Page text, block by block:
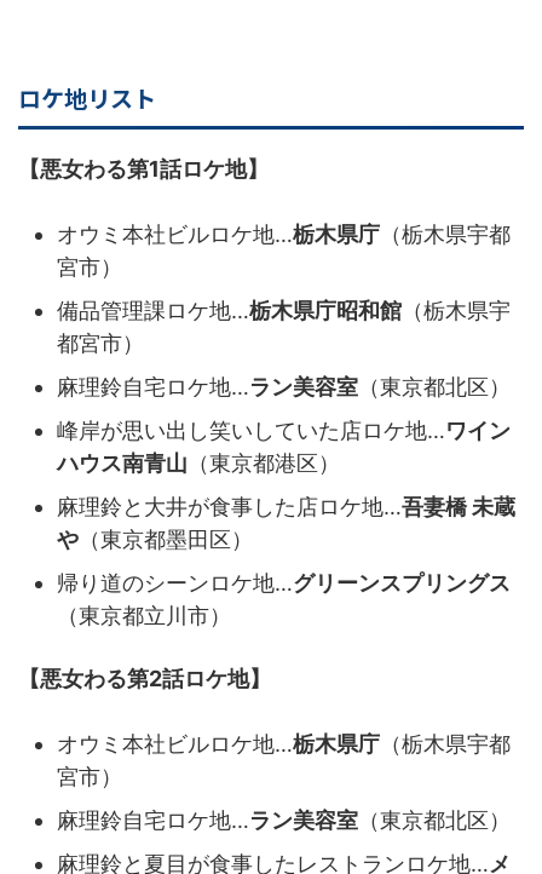
ロケ地リスト
【悪女わる第1話ロケ地】
オウミ本社ビルロケ地…栃木県庁 （栃木県宇都
宮市）
備品管理課ロケ地…栃木県庁昭和館 （栃木県宇
都宮市）
麻理鈴自宅ロケ地…ラン美容室 （東京都北区）
峰岸が思い出し笑いしていた店ロケ地…ワイン
ハウス南青山 （東京都港区）
麻理鈴と大井が食事した店ロケ地…吾妻橋 未蔵
や （東京都墨田区）
帰り道のシーンロケ地…グリーンスプリングス
（東京都立川市）
【悪女わる第2話ロケ地】
オウミ本社ビルロケ地…栃木県庁 （栃木県宇都
宮市）
麻理鈴自宅ロケ地…ラン美容室 （東京都北区）
麻理鈴と夏目が食事したレストランロケ地…メ